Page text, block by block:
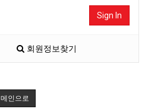
Sign In
회원정보찾기
메인으로